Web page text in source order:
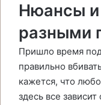
Нюансы и
разными
Пришло время
правильно
кажется, что
здесь все